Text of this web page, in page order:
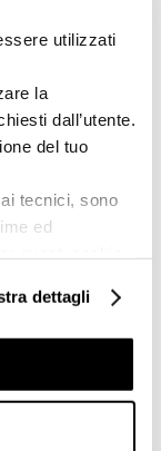
utilizzati
la
dall’utente.
del tuo
tecnici, sono
ed
utilizzati, solo
abitudini di
mirati, in
bottoni sotto
dettagli